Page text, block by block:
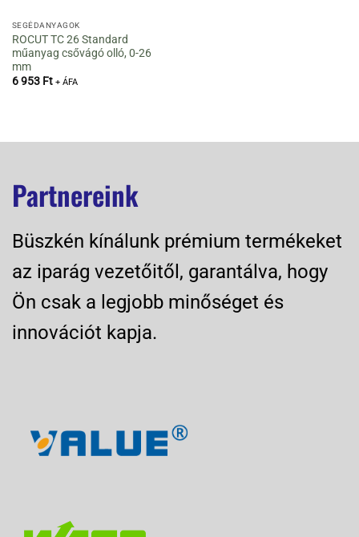
SEGÉDANYAGOK
ROCUT TC 26 Standard
műanyag csővágó olló, 0-26
mm
6 953 Ft + ÁFA
Partnereink
Büszkén kínálunk prémium termékeket
az iparág vezetőitől, garantálva, hogy
Ön csak a legjobb minőséget és
innovációt kapja.